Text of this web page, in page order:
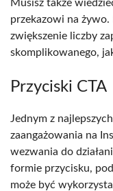
Musisz także
przekazowi na
zwiększenie liczby
skomplikowanego,
Przyciski CTA
Jednym z
zaangażowania na
wezwania do
formie przycisku,
może być